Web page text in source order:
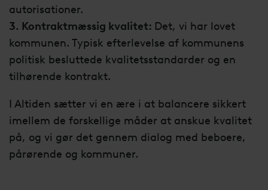
autorisationer.
3. Kontraktmæssig kvalitet: Det, vi har lovet
kommunen. Typisk efterlevelse af kommunens
politisk besluttede kvalitetsstandarder og en
tilhørende kontrakt.
I Altiden sætter vi en ære i at balancere sikkert
imellem de forskellige måder at anskue kvalitet
på, og vi gør det gennem dialog med beboere,
pårørende og kommuner.